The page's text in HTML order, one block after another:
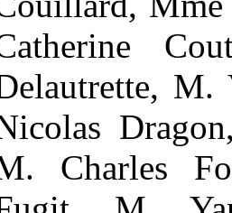
M.
Charles